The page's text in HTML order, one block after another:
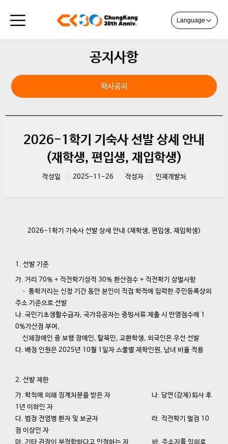
Language
공지사항
학사공지
2026-1학기 기숙사 선발 상세 안내
(재학생, 편입생, 재입학생)
작성일 2025-11-26 작성자 인재개발처
2026-1학기 기숙사 선발 상세 안내 (재학생, 편입생, 재입학생)
1. 선발 기준
가. 거리 70% + 직전학기성적 30% 환산점수 + 직전학기 상벌사항
– 통학거리는 신청 기간 동안 본인이 직접 학적에 입력한 주민등록상의
주소 기준으로 선발
나. 국민기초생활수급자, 국가유공자는 증빙서류 제출 시 반영점수에 1
0%가산점 부여,
신체장애인 중 보행 장애인, 탈북민, 교환학생, 외국인은 우선 선발
다. 배정 인원은 2025년 10월 1일자 스쿨별 재학인원, 남녀 비율 적용
2. 선발 제한
가. 학칙에 의해 징계처분을 받은 자 나. 당연(강제)퇴사 후
1년 이하인 자
다. 법정 전염병 환자 및 보균자 라. 직전학기 벌점 10
점 이상인 자
마. 기타 관장이 부적합하다고 인정하는 자 바. 주소지를 임의로